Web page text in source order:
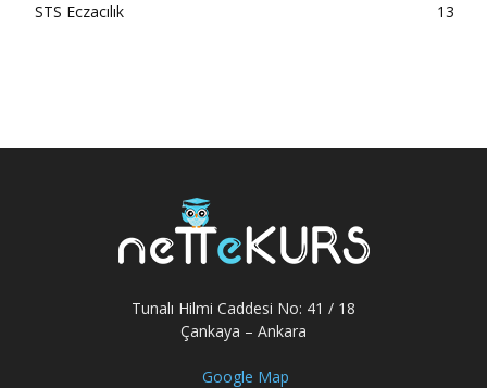
STS Eczacılık
13
Tunalı Hilmi Caddesi No: 41 / 18
Çankaya – Ankara
Google Map